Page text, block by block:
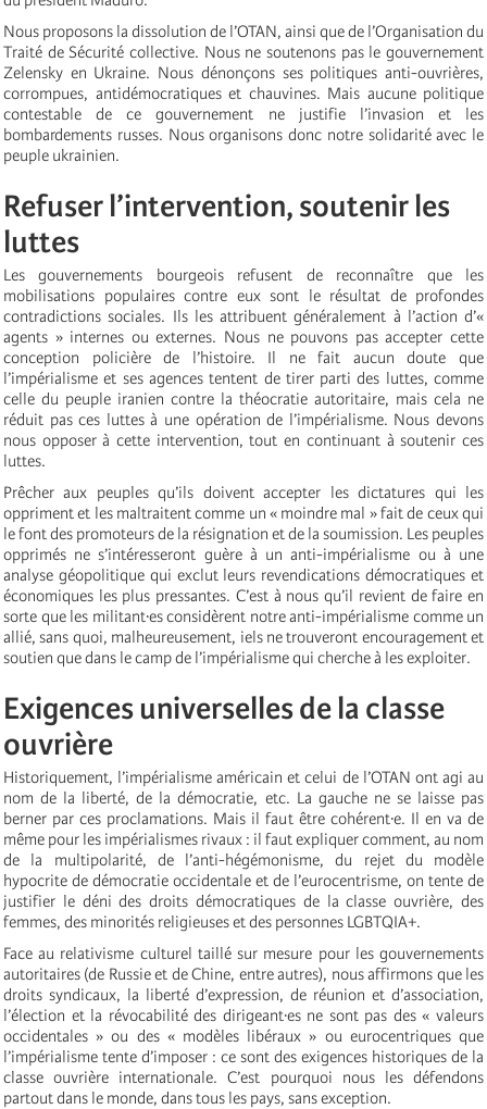
Nous proposons la dissolution de l’OTAN, ainsi que de l’Organisation du
Traité de Sécurité collective. Nous ne soutenons pas le gouvernement
Zelensky en Ukraine. Nous dénonçons ses politiques anti-ouvrières,
corrompues, antidémocratiques et chauvines. Mais aucune politique
contestable de ce gouvernement ne justifie l’invasion et les
bombardements russes. Nous organisons donc notre solidarité avec le
peuple ukrainien.
Refuser l’intervention, soutenir les
luttes
Les gouvernements bourgeois refusent de reconnaître que les
mobilisations populaires contre eux sont le résultat de profondes
contradictions sociales. Ils les attribuent généralement à l’action d’«
agents » internes ou externes. Nous ne pouvons pas accepter cette
conception policière de l’histoire. Il ne fait aucun doute que
l’impérialisme et ses agences tentent de tirer parti des luttes, comme
celle du peuple iranien contre la théocratie autoritaire, mais cela ne
réduit pas ces luttes à une opération de l’impérialisme. Nous devons
nous opposer à cette intervention, tout en continuant à soutenir ces
luttes.
Prêcher aux peuples qu’ils doivent accepter les dictatures qui les
oppriment et les maltraitent comme un « moindre mal » fait de ceux qui
le font des promoteurs de la résignation et de la soumission. Les peuples
opprimés ne s’intéresseront guère à un anti-impérialisme ou à une
analyse géopolitique qui exclut leurs revendications démocratiques et
économiques les plus pressantes. C’est à nous qu’il revient de faire en
sorte que les militant·es considèrent notre anti-impérialisme comme un
allié, sans quoi, malheureusement, iels ne trouveront encouragement et
soutien que dans le camp de l’impérialisme qui cherche à les exploiter.
Exigences universelles de la classe
ouvrière
Historiquement, l’impérialisme américain et celui de l’OTAN ont agi au
nom de la liberté, de la démocratie, etc. La gauche ne se laisse pas
berner par ces proclamations. Mais il faut être cohérent·e. Il en va de
même pour les impérialismes rivaux : il faut expliquer comment, au nom
de la multipolarité, de l’anti-hégémonisme, du rejet du modèle
hypocrite de démocratie occidentale et de l’eurocentrisme, on tente de
justifier le déni des droits démocratiques de la classe ouvrière, des
femmes, des minorités religieuses et des personnes LGBTQIA+.
Face au relativisme culturel taillé sur mesure pour les gouvernements
autoritaires (de Russie et de Chine, entre autres), nous affirmons que les
droits syndicaux, la liberté d’expression, de réunion et d’association,
l’élection et la révocabilité des dirigeant·es ne sont pas des « valeurs
occidentales » ou des « modèles libéraux » ou eurocentriques que
l’impérialisme tente d’imposer : ce sont des exigences historiques de la
classe ouvrière internationale. C’est pourquoi nous les défendons
partout dans le monde, dans tous les pays, sans exception.